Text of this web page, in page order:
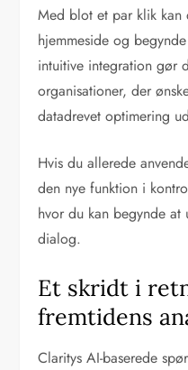
Med blot et par klik
hjemmeside og
intuitive integration gør
organisationer, der
datadrevet optimering
Hvis du allerede
den nye funktion i
hvor du kan begynde at
dialog.
Et skridt i
fremtidens
Claritys AI-baserede